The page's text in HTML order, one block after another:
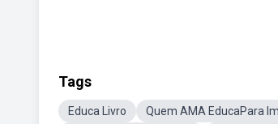
Tags
Educa Livro Quem AMA EducaPara